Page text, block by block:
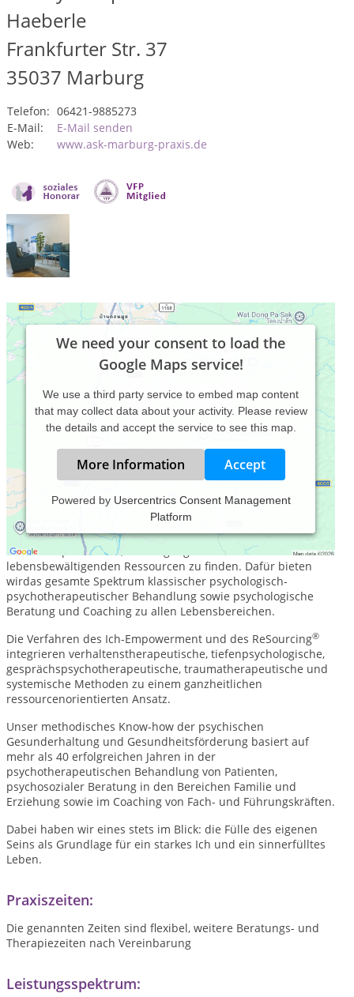
Haeberle
Frankfurter Str. 37
35037 Marburg
Telefon: 06421-9885273
E-Mail:
E-Mail senden
Web:
www.ask-marburg-praxis.de
We need your consent to load the
Google Maps service!
We use a third party service to embed map content
that may collect data about your activity. Please review
the details and accept the service to see this map.
More Information Accept
Powered by Usercentrics Consent Management
Platform
In der A.S.K. PRAXIS, unserer psychotherapeutischen
Gemeinsschaftspraxis, unterstützen wir unsere Beratungs-
und Therapieklienten, den Zugang zu ihren
lebensbewältigenden Ressourcen zu finden. Dafür bieten
wirdas gesamte Spektrum klassischer psychologisch-
psychotherapeutischer Behandlung sowie psychologische
Beratung und Coaching zu allen Lebensbereichen.
Die Verfahren des Ich-Empowerment und des ReSourcing®
integrieren verhaltenstherapeutische, tiefenpsychologische,
gesprächspsychotherapeutische, traumatherapeutische und
systemische Methoden zu einem ganzheitlichen
ressourcenorientierten Ansatz.
Unser methodisches Know-how der psychischen
Gesunderhaltung und Gesundheitsförderung basiert auf
mehr als 40 erfolgreichen Jahren in der
psychotherapeutischen Behandlung von Patienten,
psychosozialer Beratung in den Bereichen Familie und
Erziehung sowie im Coaching von Fach- und Führungskräften.
Dabei haben wir eines stets im Blick: die Fülle des eigenen
Seins als Grundlage für ein starkes Ich und ein sinnerfülltes
Leben.
Praxiszeiten:
Die genannten Zeiten sind flexibel, weitere Beratungs- und
Therapiezeiten nach Vereinbarung
Leistungsspektrum: